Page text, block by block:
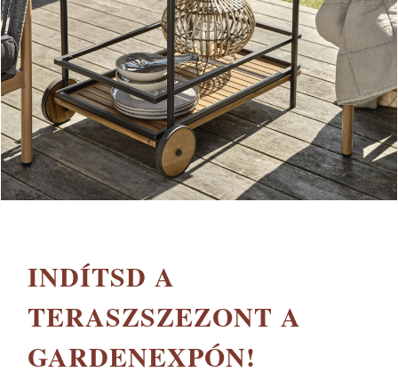
INDÍTSD A
TERASZSZEZONT A
GARDENEXPÓN!